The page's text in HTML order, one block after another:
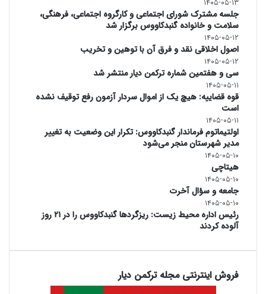
۱۴۰۵-۰۵-۱۳
جلسه مشترک شورای اجتماعی و کارگروه اجتماعی، فرهنگی،
سلامت و خانواده گنبدکاووس برگزار شد
۱۴۰۵-۰۵-۱۲
اصول اخلاقی نقد و فرق آن با توهین و تخریب
۱۴۰۵-۰۵-۱۲
سی و هفتمین شماره ترکمن دیار منتشر شد
۱۴۰۵-۰۵-۱۱
قوه قضاییه: هیچ یک از اموال سردار آزمون رفع توقیف نشده
است
۱۴۰۵-۰۵-۱۱
اولتیماتوم فرماندار گنبدکاووس: تکرار این وضعیت به تغییر
مدیر شهرستان منجر می‌شود
۱۴۰۵-۰۵-۱۰
هیتاچی
۱۴۰۵-۰۵-۱۰
جامعه و سؤال آخرت
۱۴۰۵-۰۵-۱۰
رئیس اداره محیط زیست: ریزگردها گنبدکاووس را در ۲۱ روز
آلوده کردند
فروش اینترنتی مجله ترکمن دیار